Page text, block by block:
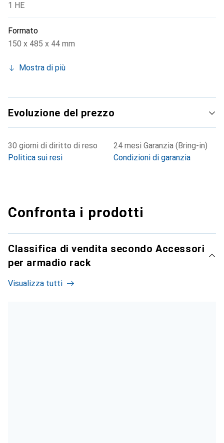
1 HE
Formato
150 x 485 x 44 mm
Mostra di più
Evoluzione del prezzo
30 giorni di diritto di reso
Politica sui resi
24 mesi Garanzia (Bring-in)
Condizioni di garanzia
Confronta i prodotti
Classifica di vendita secondo Accessori
per armadio rack
Visualizza tutti